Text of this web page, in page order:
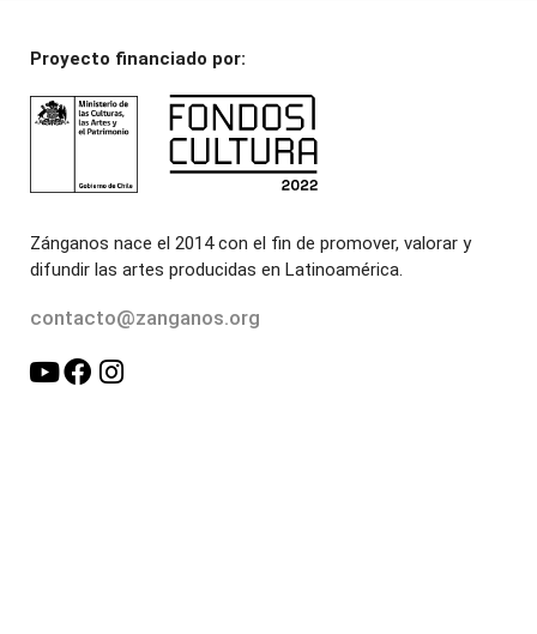
Proyecto financiado por:
Zánganos nace el 2014 con el fin de promover, valorar y
difundir las artes producidas en Latinoamérica.
contacto@zanganos.org